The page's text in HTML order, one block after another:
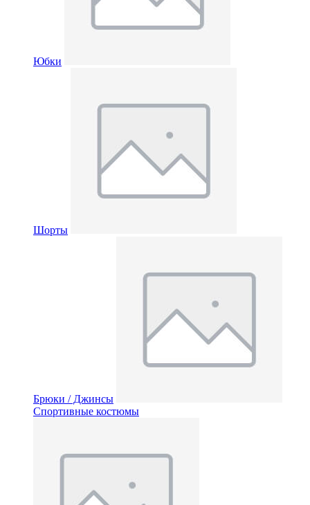
Юбки
Шорты
Брюки / Джинсы
Спортивные костюмы